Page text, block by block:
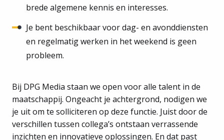
brede algemene kennis en interesses.
Je bent beschikbaar voor dag- en avonddiensten
en regelmatig werken in het weekend is geen
probleem.
Bij DPG Media staan we open voor alle talent in de
maatschappij. Ongeacht je achtergrond, nodigen we
je uit om te solliciteren op deze functie. Juist door de
verschillen tussen collega’s ontstaan verrassende
inzichten en innovatieve oplossingen. En dat past